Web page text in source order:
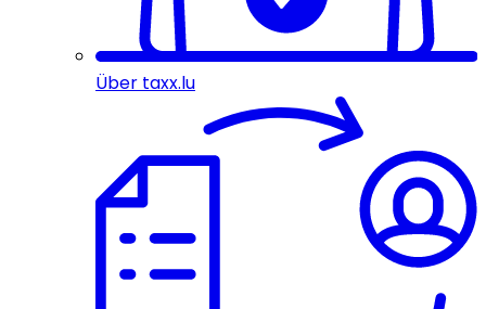
Über taxx.lu